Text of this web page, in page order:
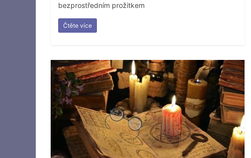
bezprostředním prožitkem
Čtěte více